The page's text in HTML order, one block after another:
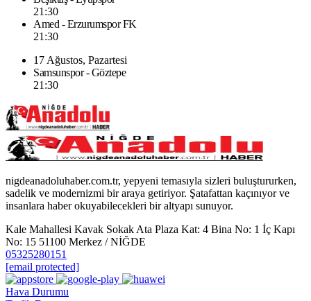
21:30
Amed - Erzurumspor FK
21:30
17 Ağustos, Pazartesi
Samsunspor - Göztepe
21:30
nigdeanadoluhaber.com.tr, yepyeni temasıyla sizleri buluştururken,
sadelik ve modernizmi bir araya getiriyor. Şatafattan kaçınıyor ve
insanlara haber okuyabilecekleri bir altyapı sunuyor.
Kale Mahallesi Kavak Sokak Ata Plaza Kat: 4 Bina No: 1 İç Kapı
No: 15 51100 Merkez / NİĞDE
05325280151
[email protected]
Hava Durumu